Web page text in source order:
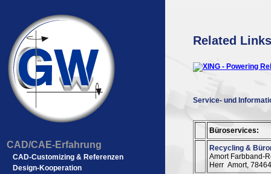
CAD/CAE-Erfahrung
CAD-Customizing & Referenzen
Design-Kooperation
Related Links
Service- und
Büroservices:
Recycling &
Amort Farbband-
Herr Amort,